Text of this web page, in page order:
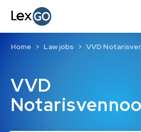
VVD
Home Law jobs VVD